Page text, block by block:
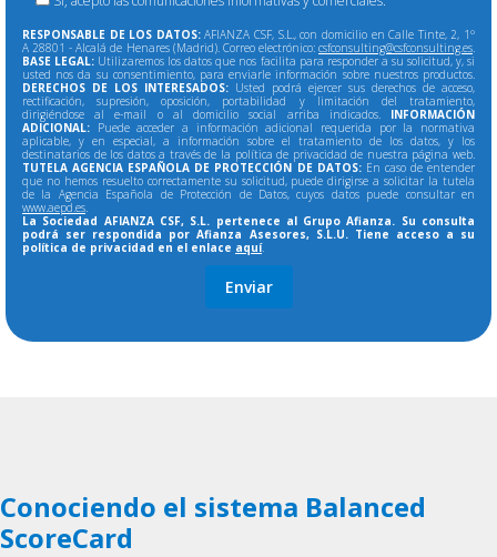
RESPONSABLE DE LOS DATOS:AFIANZA CSF, S.L., con domicilio en Calle Tinte, 2, 1º
A 28801 - Alcalá de Henares (Madrid). Correo electrónico: csfconsulting@csfconsulting.es.
BASE LEGAL: Utilizaremos los datos que nos facilita para responder a su solicitud, y, si
usted nos da su consentimiento, para enviarle información sobre nuestros productos.
DERECHOS DE LOS INTERESADOS: Usted podrá ejercer sus derechos de acceso,
rectificación, supresión, oposición, portabilidad y limitación del tratamiento,
dirigiéndose al e-mail o al domicilio social arriba indicados. INFORMACIÓN
ADICIONAL: Puede acceder a información adicional requerida por la normativa
aplicable, y en especial, a información sobre el tratamiento de los datos, y los
destinatarios de los datos a través de la política de privacidad de nuestra página web.
TUTELA AGENCIA ESPAÑOLA DE PROTECCIÓN DE DATOS:En caso de entender
que no hemos resuelto correctamente su solicitud, puede dirigirse a solicitar la tutela
de la Agencia Española de Protección de Datos, cuyos datos puede consultar en
www.aepd.es.
La Sociedad AFIANZA CSF, S.L. pertenece al Grupo Afianza. Su consulta
podrá ser respondida por Afianza Asesores, S.L.U. Tiene acceso a su
política de privacidad en el enlace aquí.
Conociendo el sistema Balanced
ScoreCard